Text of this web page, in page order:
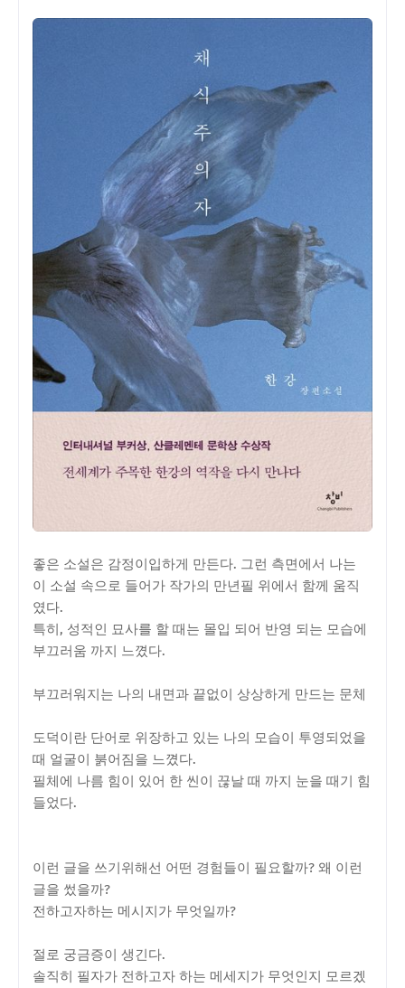
좋은 소설은 감정이입하게 만든다. 그런 측면에서 나는
이 소설 속으로 들어가 작가의 만년필 위에서 함께 움직
였다.
특히, 성적인 묘사를 할 때는 몰입 되어 반영 되는 모습에
부끄러움 까지 느꼈다.
부끄러워지는 나의 내면과 끝없이 상상하게 만드는 문체
도덕이란 단어로 위장하고 있는 나의 모습이 투영되었을
때 얼굴이 붉어짐을 느꼈다.
필체에 나름 힘이 있어 한 씬이 끊날 때 까지 눈을 때기 힘
들었다.
이런 글을 쓰기위해선 어떤 경험들이 필요할까? 왜 이런
글을 썼을까?
전하고자하는 메시지가 무엇일까?
절로 궁금증이 생긴다.
솔직히 필자가 전하고자 하는 메세지가 무엇인지 모르겠